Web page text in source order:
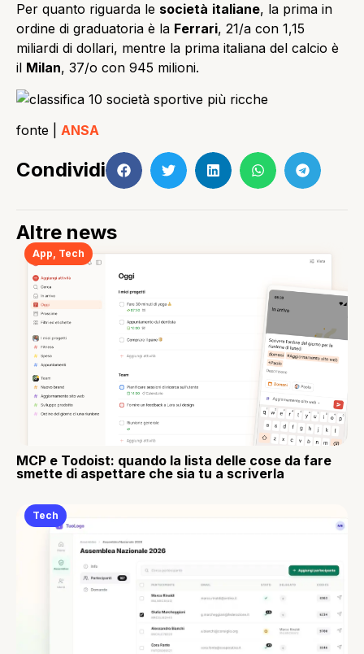
Per quanto riguarda le società italiane, la prima in
ordine di graduatoria è la Ferrari, 21/a con 1,15
miliardi di dollari, mentre la prima italiana del calcio è
il Milan, 37/o con 945 milioni.
fonte | ANSA
Condividi
Altre news
App Tech
MCP e Todoist: quando la lista delle cose da fare
smette di aspettare che sia tu a scriverla
Tech